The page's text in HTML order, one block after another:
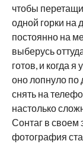
чтобы
одной горки на
постоянно на
выберусь
готов, и когда
оно лопнуло
снять на
настолько
Сонтаг в своем
фотография